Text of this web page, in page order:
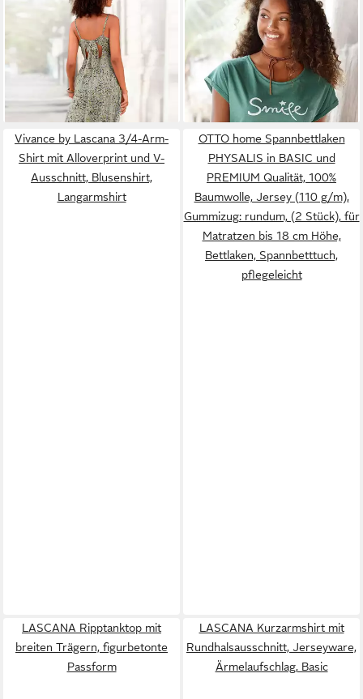
am Rücken aus leichter
Webware mit Blümchendruck
Elegantes Sommerkleid,
Spaghettikleid, Viskosekleid,
49,99 € 79,99 €
-38%
Shirt Smile aus reiner
Baumwolle - perfekt für den
Sommer
19,99 €
-50%
Vivance by Lascana 3/4-Arm-
Shirt mit Alloverprint und V-
Ausschnitt, Blusenshirt,
Langarmshirt
OTTO home Spannbettlaken
PHYSALIS in BASIC und
PREMIUM Qualität, 100%
Baumwolle, Jersey (110 g/m),
Gummizug: rundum, (2 Stück), für
Matratzen bis 18 cm Höhe,
Bettlaken, Spannbetttuch,
pflegeleicht
LASCANA Ripptanktop mit
breiten Trägern, figurbetonte
Passform
LASCANA Kurzarmshirt mit
Rundhalsausschnitt, Jerseyware,
Ärmelaufschlag, Basic